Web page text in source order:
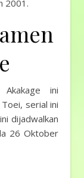
2001.
ini
serial ini
dijadwalkan
26 Oktober